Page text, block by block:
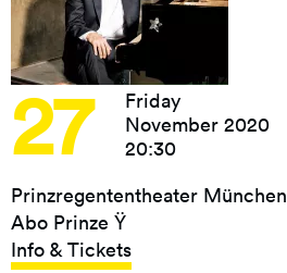
27
Friday
November 2020
20:30
Prinzregententheater München
Abo Prinze Ÿ
Info & Tickets